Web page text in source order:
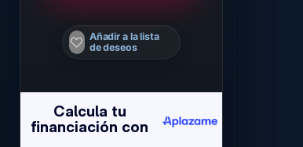
Añadir a la lista
de deseos